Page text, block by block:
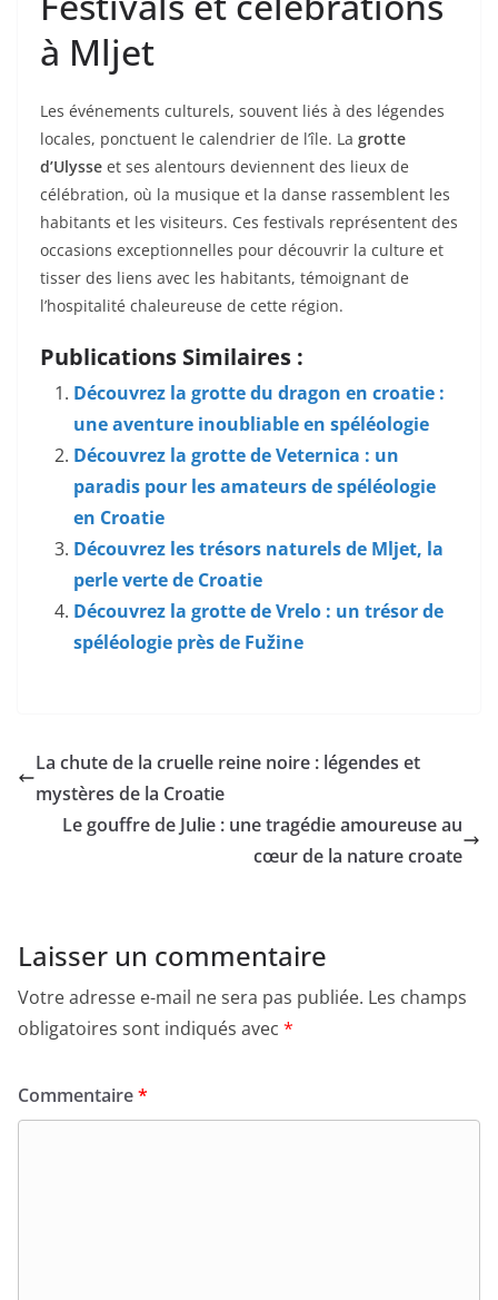
à Mljet
Les événements culturels, souvent liés à des légendes
locales, ponctuent le calendrier de l’île. La grotte
d’Ulysse et ses alentours deviennent des lieux de
célébration, où la musique et la danse rassemblent les
habitants et les visiteurs. Ces festivals représentent des
occasions exceptionnelles pour découvrir la culture et
tisser des liens avec les habitants, témoignant de
l’hospitalité chaleureuse de cette région.
Publications Similaires :
Découvrez la grotte du dragon en croatie :
une aventure inoubliable en spéléologie
Découvrez la grotte de Veternica : un
paradis pour les amateurs de spéléologie
en Croatie
Découvrez les trésors naturels de Mljet, la
perle verte de Croatie
Découvrez la grotte de Vrelo : un trésor de
spéléologie près de Fužine
La chute de la cruelle reine noire : légendes et
mystères de la Croatie
Le gouffre de Julie : une tragédie amoureuse au
cœur de la nature croate
Laisser un commentaire
Votre adresse e-mail ne sera pas publiée. Les champs
obligatoires sont indiqués avec *
Commentaire*